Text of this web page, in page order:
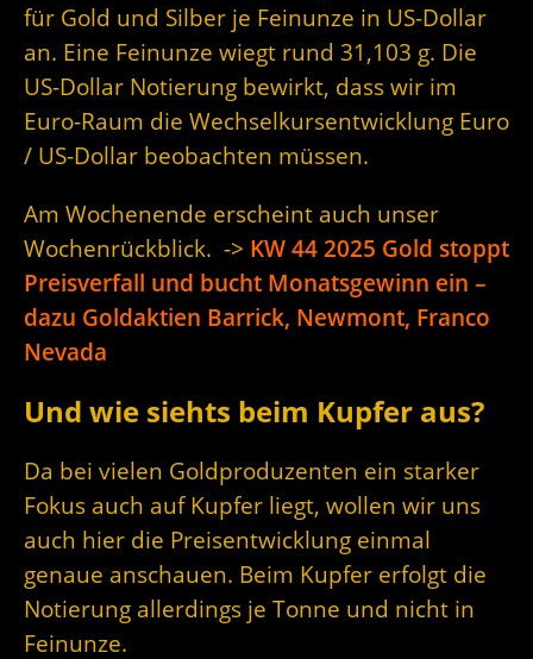
für Gold und Silber je Feinunze in US-Dollar
an. Eine Feinunze wiegt rund 31,103 g. Die
US-Dollar Notierung bewirkt, dass wir im
Euro-Raum die Wechselkursentwicklung Euro
/ US-Dollar beobachten müssen.
Am Wochenende erscheint auch unser
Wochenrückblick. -> KW 44 2025 Gold stoppt
Preisverfall und bucht Monatsgewinn ein –
dazu Goldaktien Barrick, Newmont, Franco
Nevada
Und wie siehts beim Kupfer aus?
Da bei vielen Goldproduzenten ein starker
Fokus auch auf Kupfer liegt, wollen wir uns
auch hier die Preisentwicklung einmal
genaue anschauen. Beim Kupfer erfolgt die
Notierung allerdings je Tonne und nicht in
Feinunze.